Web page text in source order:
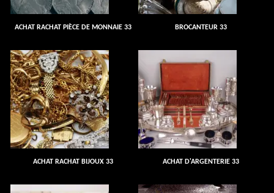
ACHAT RACHAT PIÈCE DE MONNAIE 33 BROCANTEUR 33
ACHAT RACHAT BIJOUX 33 ACHAT D'ARGENTERIE 33